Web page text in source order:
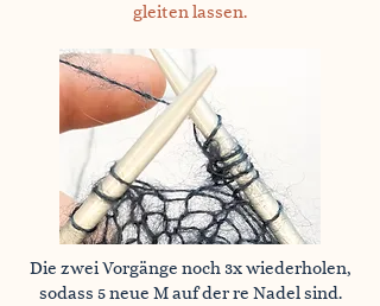
gleiten lassen.
Die zwei Vorgänge noch 3x wiederholen,
sodass 5 neue M auf der re Nadel sind.